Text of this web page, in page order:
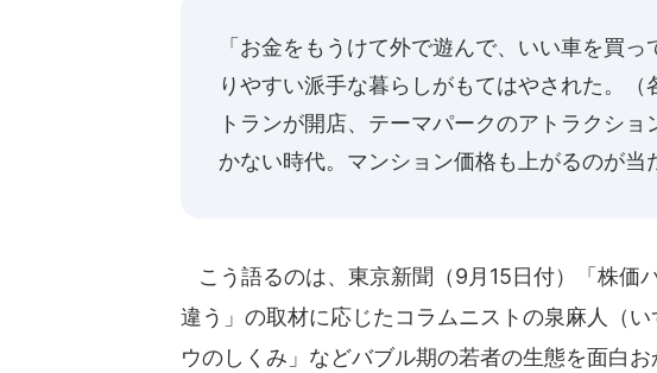
「お金をもうけて外で遊んで、いい車を買
りやすい派手な暮らしがもてはやされた。
トランが開店、テーマパークのアトラクシ
かない時代。マンション価格も上がるのが当
こう語るのは、東京新聞（9月15日付）「株価
違う」の取材に応じたコラムニストの泉麻人（
ウのしくみ」などバブル期の若者の生態を面白